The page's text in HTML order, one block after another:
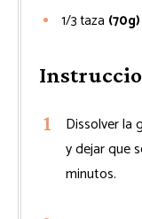
1/3taza
Dissolver la
y dejar que
minutos.